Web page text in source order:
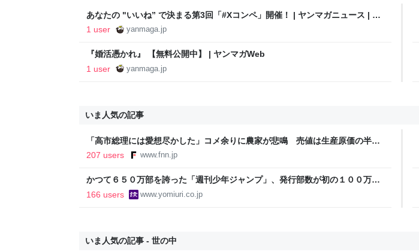
あなたの "いいね” で決まる第3回「#Xコンペ」開催！ | ヤンマガニュース | ヤ
ンマガWeb
1 user yanmaga.jp
『婚活憑かれ』 【無料公開中】 | ヤンマガWeb
1 user
yanmaga.jp
いま人気の記事
「高市総理には愛想尽かした」コメ余りに農家が悲鳴 売値は生産原価の半分
以下に…肥料代や燃料代は高騰「今年でやめる」農家も｜FNNプライムオンラ
207 users www.fnn.jp
かつて６５０万部を誇った「週刊少年ジャンプ」、発行部数が初の１００万部
割れ…国内の紙雑誌で「１００万部超」ゼロに
166 users www.yomiuri.co.jp
いま人気の記事 - 世の中